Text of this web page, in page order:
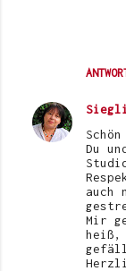
Du
auch
Mir
heiß,